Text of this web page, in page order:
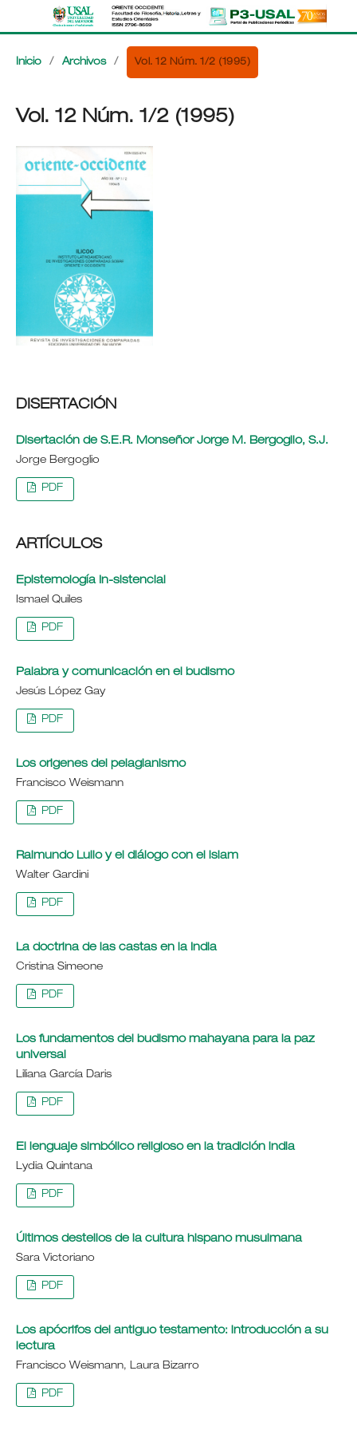
Inicio / Archivos / Vol. 12 Núm. 1/2 (1995)
Vol. 12 Núm. 1/2 (1995)
DISERTACIÓN
Disertación de S.E.R. Monseñor Jorge M. Bergoglio, S.J.
Jorge Bergoglio
PDF
ARTÍCULOS
Epistemología In-sistencial
Ismael Quiles
PDF
Palabra y comunicación en el budismo
Jesús López Gay
PDF
Los origenes del pelagianismo
Francisco Weismann
PDF
Raimundo Lulio y el diálogo con el islam
Walter Gardini
PDF
La doctrina de las castas en la India
Cristina Simeone
PDF
Los fundamentos del budismo mahayana para la paz
universal
Liliana García Daris
PDF
El lenguaje simbólico religioso en la tradición india
Lydia Quintana
PDF
Últimos destellos de la cultura hispano musulmana
Sara Victoriano
PDF
Los apócrifos del antiguo testamento: introducción a su
lectura
Francisco Weismann, Laura Bizarro
PDF